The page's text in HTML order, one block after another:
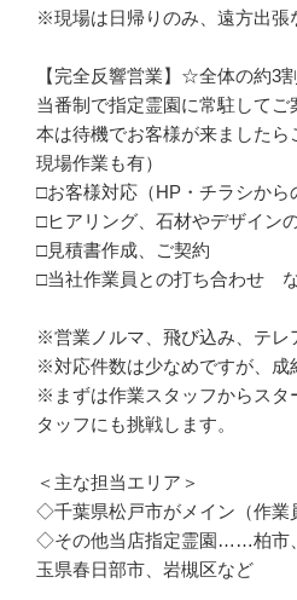
※現場は日帰りのみ、遠方出張
【完全反響営業】☆全体の約3割
当番制で指定霊園に常駐して
本は待機でお客様が来ましたら
現場作業も有）
□お客様対応（HP・チラシから
□ヒアリング、石材やデザイン
□見積書作成、ご契約
□当社作業員との打ち合わせ　
※営業ノルマ、飛び込み、テレ
※対応件数は少なめですが、成
※まずは作業スタッフからスタ
タッフにも挑戦します。
＜主な担当エリア＞
◇千葉県松戸市がメイン（作業
◇その他当店指定霊園……柏市
玉県春日部市、岩槻区など